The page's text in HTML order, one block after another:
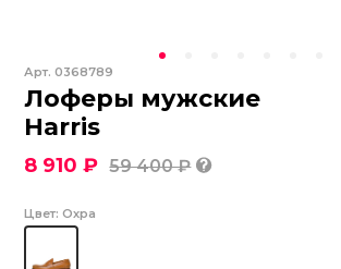
Арт.0368789
Лоферы мужские
Harris
8 910 ₽ 59 400 ₽
Цвет: Охра